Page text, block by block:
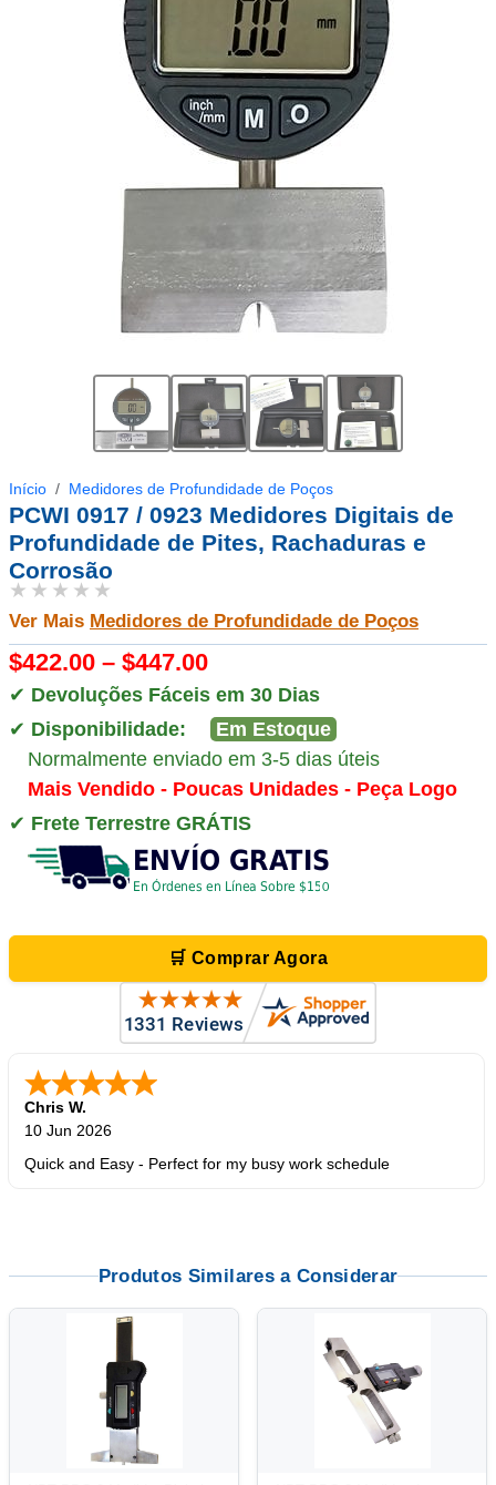
Início Medidores de Profundidade de Poços
PCWI 0917 / 0923 Medidores Digitais de
Profundidade de Pites, Rachaduras e
Corrosão
★★★★★
Ver Mais Medidores de Profundidade de Poços
$422.00 – $447.00
✔ Devoluções Fáceis em 30 Dias
✔ Disponibilidade:
Em Estoque
Normalmente enviado em 3-5 dias úteis
Mais Vendido - Poucas Unidades - Peça Logo
✔ Frete Terrestre GRÁTIS
🛒 Comprar Agora
Chris W.
10 Jun 2026
Quick and Easy - Perfect for my busy work schedule
Produtos Similares a Considerar